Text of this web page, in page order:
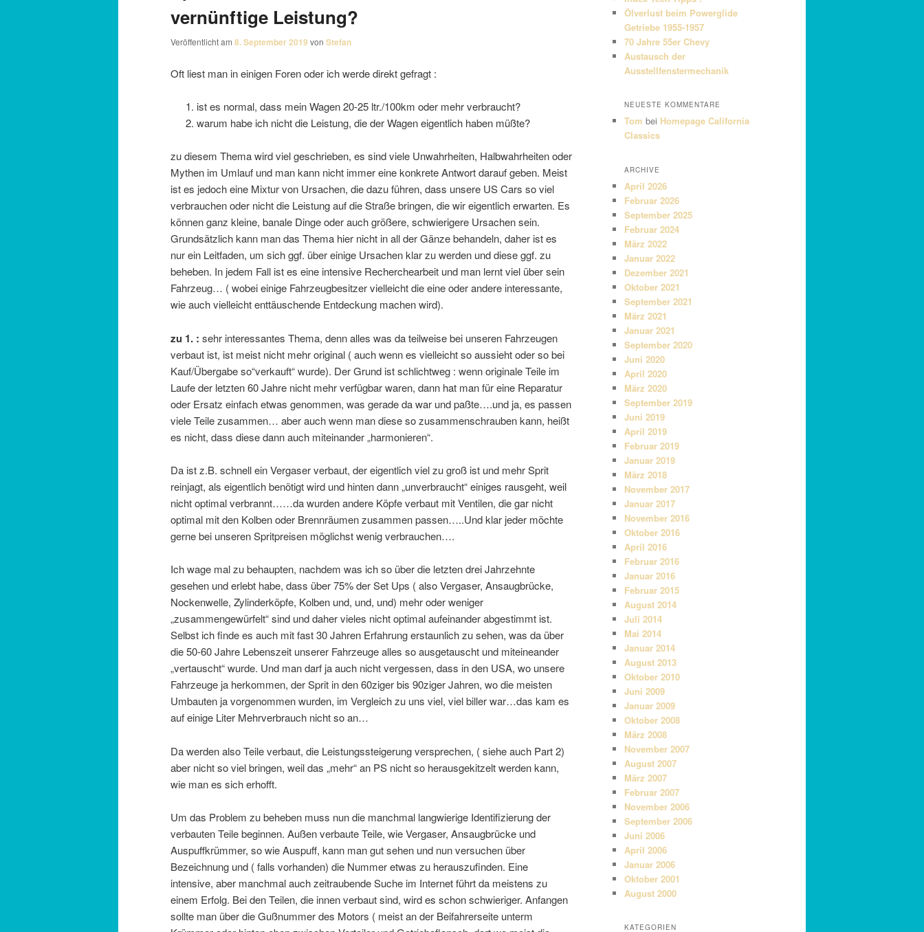
vernünftige Leistung?
Veröffentlicht am 8. September 2019 von Stefan
Oft liest man in einigen Foren oder ich werde direkt gefragt :
ist es normal, dass mein Wagen 20-25 ltr./100km oder mehr verbraucht?
warum habe ich nicht die Leistung, die der Wagen eigentlich haben müßte?
zu diesem Thema wird viel geschrieben, es sind viele Unwahrheiten, Halbwahrheiten oder
Mythen im Umlauf und man kann nicht immer eine konkrete Antwort darauf geben. Meist
ist es jedoch eine Mixtur von Ursachen, die dazu führen, dass unsere US Cars so viel
verbrauchen oder nicht die Leistung auf die Straße bringen, die wir eigentlich erwarten. Es
können ganz kleine, banale Dinge oder auch größere, schwierigere Ursachen sein.
Grundsätzlich kann man das Thema hier nicht in all der Gänze behandeln, daher ist es
nur ein Leitfaden, um sich ggf. über einige Ursachen klar zu werden und diese ggf. zu
beheben. In jedem Fall ist es eine intensive Recherchearbeit und man lernt viel über sein
Fahrzeug… ( wobei einige Fahrzeugbesitzer vielleicht die eine oder andere interessante,
wie auch vielleicht enttäuschende Entdeckung machen wird).
zu 1. : sehr interessantes Thema, denn alles was da teilweise bei unseren Fahrzeugen
verbaut ist, ist meist nicht mehr original ( auch wenn es vielleicht so aussieht oder so bei
Kauf/Übergabe so“verkauft“ wurde). Der Grund ist schlichtweg : wenn originale Teile im
Laufe der letzten 60 Jahre nicht mehr verfügbar waren, dann hat man für eine Reparatur
oder Ersatz einfach etwas genommen, was gerade da war und paßte….und ja, es passen
viele Teile zusammen… aber auch wenn man diese so zusammenschrauben kann, heißt
es nicht, dass diese dann auch miteinander „harmonieren“.
Da ist z.B. schnell ein Vergaser verbaut, der eigentlich viel zu groß ist und mehr Sprit
reinjagt, als eigentlich benötigt wird und hinten dann „unverbraucht“ einiges rausgeht, weil
nicht optimal verbrannt……da wurden andere Köpfe verbaut mit Ventilen, die gar nicht
optimal mit den Kolben oder Brennräumen zusammen passen…..Und klar jeder möchte
gerne bei unseren Spritpreisen möglichst wenig verbrauchen….
Ich wage mal zu behaupten, nachdem was ich so über die letzten drei Jahrzehnte
gesehen und erlebt habe, dass über 75% der Set Ups ( also Vergaser, Ansaugbrücke,
Nockenwelle, Zylinderköpfe, Kolben und, und, und) mehr oder weniger
„zusammengewürfelt“ sind und daher vieles nicht optimal aufeinander abgestimmt ist.
Selbst ich finde es auch mit fast 30 Jahren Erfahrung erstaunlich zu sehen, was da über
die 50-60 Jahre Lebenszeit unserer Fahrzeuge alles so ausgetauscht und miteineander
„vertauscht“ wurde. Und man darf ja auch nicht vergessen, dass in den USA, wo unsere
Fahrzeuge ja herkommen, der Sprit in den 60ziger bis 90ziger Jahren, wo die meisten
Umbauten ja vorgenommen wurden, im Vergleich zu uns viel, viel biller war…das kam es
auf einige Liter Mehrverbrauch nicht so an…
Da werden also Teile verbaut, die Leistungssteigerung versprechen, ( siehe auch Part 2)
aber nicht so viel bringen, weil das „mehr“ an PS nicht so herausgekitzelt werden kann,
wie man es sich erhofft.
Um das Problem zu beheben muss nun die manchmal langwierige Identifizierung der
verbauten Teile beginnen. Außen verbaute Teile, wie Vergaser, Ansaugbrücke und
Auspuffkrümmer, so wie Auspuff, kann man gut sehen und nun versuchen über
Bezeichnung und ( falls vorhanden) die Nummer etwas zu herauszufinden. Eine
intensive, aber manchmal auch zeitraubende Suche im Internet führt da meistens zu
einem Erfolg. Bei den Teilen, die innen verbaut sind, wird es schon schwieriger. Anfangen
sollte man über die Gußnummer des Motors ( meist an der Beifahrerseite unterm
Ölverlust beim Powerglide
Getriebe 1955-1957
70 Jahre 55er Chevy
Austausch der
Ausstellfenstermechanik
NEUESTE KOMMENTARE
Tom bei Homepage California
Classics
ARCHIVE
April 2026
Februar 2026
September 2025
Februar 2024
März 2022
Januar 2022
Dezember 2021
Oktober 2021
September 2021
März 2021
Januar 2021
September 2020
Juni 2020
April 2020
März 2020
September 2019
Juni 2019
April 2019
Februar 2019
Januar 2019
März 2018
November 2017
Januar 2017
November 2016
Oktober 2016
April 2016
Februar 2016
Januar 2016
Februar 2015
August 2014
Juli 2014
Mai 2014
Januar 2014
August 2013
Oktober 2010
Juni 2009
Januar 2009
Oktober 2008
März 2008
November 2007
August 2007
März 2007
Februar 2007
November 2006
September 2006
Juni 2006
April 2006
Januar 2006
Oktober 2001
August 2000
KATEGORIEN